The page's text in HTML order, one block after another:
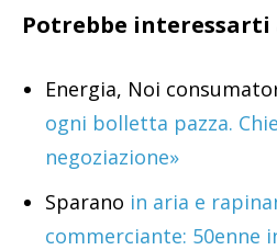
Potrebbe interessarti
Energia, Noi
ogni bolletta pazza.
negoziazione»
Sparano in aria e
commerciante: 50enne